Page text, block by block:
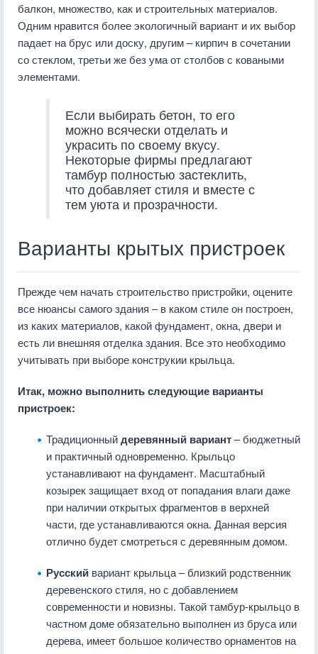
балкон, множество, как и строительных материалов.
Одним нравится более экологичный вариант и их выбор
падает на брус или доску, другим – кирпич в сочетании
со стеклом, третьи же без ума от столбов с коваными
элементами.
Если выбирать бетон, то его
можно всячески отделать и
украсить по своему вкусу.
Некоторые фирмы предлагают
тамбур полностью застеклить,
что добавляет стиля и вместе с
тем уюта и прозрачности.
Варианты крытых пристроек
Прежде чем начать строительство пристройки, оцените
все нюансы самого здания – в каком стиле он построен,
из каких материалов, какой фундамент, окна, двери и
есть ли внешняя отделка здания. Все это необходимо
учитывать при выборе конструкии крыльца.
Итак, можно выполнить следующие варианты
пристроек:
Традиционныйдеревянный вариант– бюджетный
и практичный одновременно. Крыльцо
устанавливают на фундамент. Масштабный
козырек защищает вход от попадания влаги даже
при наличии открытых фрагментов в верхней
части, где устанавливаются окна. Данная версия
отлично будет смотреться с деревянным домом.
Русский вариант крыльца – близкий родственник
деревенского стиля, но с добавлением
современности и новизны. Такой тамбур-крыльцо в
частном доме обязательно выполнен из бруса или
дерева, имеет большое количество орнаментов на